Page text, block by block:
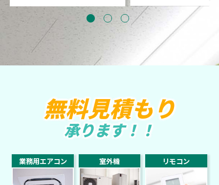
無料見積もり
承ります！！
業務用エアコン 室外機 リモコン